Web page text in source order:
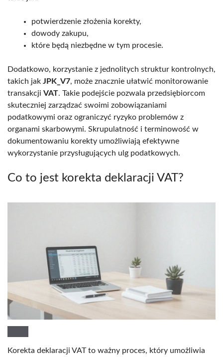
potwierdzenie złożenia korekty,
dowody zakupu,
które będą niezbędne w tym procesie.
Dodatkowo, korzystanie z jednolitych struktur kontrolnych,
takich jak JPK_V7, może znacznie ułatwić monitorowanie
transakcji VAT. Takie podejście pozwala przedsiębiorcom
skuteczniej zarządzać swoimi zobowiązaniami
podatkowymi oraz ograniczyć ryzyko problemów z
organami skarbowymi. Skrupulatność i terminowość w
dokumentowaniu korekty umożliwiają efektywne
wykorzystanie przysługujących ulg podatkowych.
Co to jest korekta deklaracji VAT?
Korekta deklaracji VAT to ważny proces, który umożliwia